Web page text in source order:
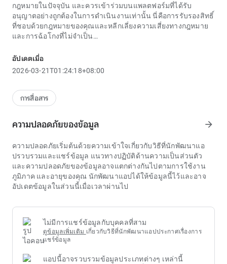
กฎหมายในปัจจุบัน และควรเข้าร่วมบนแพลตฟอร์มที่ได้รับ
อนุญาตอย่างถูกต้องในการดำเนินงานเท่านั้น นี่คือการรับรองสิทธิ์
ที่ชอบด้วยกฎหมายของคุณและหลีกเลี่ยงความเสี่ยงทางกฎหมาย
และการฉ้อโกงที่ไม่จำเป็น
ทักษะการวิเคราะห์ข้อมูลเป็นสิ่งที่ให้กำลังใจเสมอ กระบวนการ
ค้นคว้าประวัติผลลัพธ์ การระบุแนวโน้มหรือความผันผวนของ
ประโยชน์ที่ไม่คาดคิดในการฝึกอบรมความสามารถของผู้เข้าร่วม
ในการให้เหตุผลและทำงานกับข้อมูลก่อนที่จะพิจารณาเข้าร่วมใน
ทางการเงินอย่างครบถ้วน เนื้อหาและวิธีการเช่น 69th floor ควร
เพื่อความบันเทิงและวิชาการเท่านั้น ลอตเตอรี่เป็นรูปแบบความ
บันเทิงที่อาศัยโชคแบบสุ่ม กำหนดขีดจำกัดทางการเงินสำหรับตัว
คุณเองเสมอ และอย่าคิดว่ามันเป็นวิธีหาเงินโดยเด็ดขาด
ผู้สนใจมักมองหาข้อมูลเกี่ยวกับการแข่งขันชนไก่ระดับสูงขนาด
ใหญ่ที่จัดขึ้นในประเทศและต่างประเทศ สถานที่ กฎการเข้าร่วม
ประจำจากแหล่งที่มา69th floorอย่างเป็นทางการ การดูทัวร์นา
เมนต์เหล่านี้ช่วยให้คุณเรียนรู้เทคนิคการแข่งขันชั้นนำ และ
อัปเดตแนวโน้มการผสมพันธุ์และการฝึกฝนใหม่ๆ จากนักชนไก่ชั้น
นำแม้ว่าหลักจริยธรรมและความถูกต้องตามกฎหมายจะเป็นที่ถก
ของวัฒนธรรมและรูปแบบหนึ่งของความบันเทิงที่มีประวัติศาสตร์
อัปเดตเมื่อ
2026-03-21T01:24:18+08:00
การสื่อสาร
ความปลอดภัยของข้อมูล arrow_forward
ความปลอดภัยเริ่มต้นด้วยความเข้าใจเกี่ยวกับวิธีที่นักพัฒนาแอ
ปรวบรวมและแชร์ข้อมูล แนวทางปฏิบัติด้านความเป็นส่วนตัว
และความปลอดภัยของข้อมูลอาจแตกต่างกันไปตามการใช้งาน
ภูมิภาค และอายุของคุณ นักพัฒนาแอปได้ให้ข้อมูลนี้ไว้และอาจ
อัปเดตข้อมูลในส่วนนี้เมื่อเวลาผ่านไป
ไม่มีการแชร์ข้อมูลกับบุคคลที่สาม
ดูข้อมูลเพิ่มเติม เกี่ยวกับวิธีที่นักพัฒนาแอปประกาศเรื่องการ
แชร์ข้อมูล
แอปนี้อาจรวบรวมข้อมูลประเภทต่างๆ เหล่านี้